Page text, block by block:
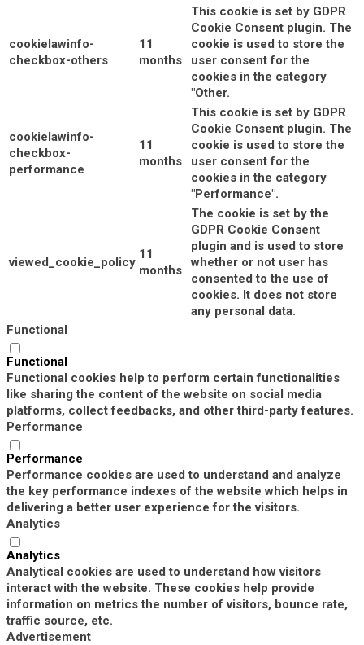
cookielawinfo-
checkbox-others
11
months
This cookie is set by GDPR
Cookie Consent plugin. The
cookie is used to store the
user consent for the
cookies in the category
"Other.
cookielawinfo-
checkbox-
performance
11
months
This cookie is set by GDPR
Cookie Consent plugin. The
cookie is used to store the
user consent for the
cookies in the category
"Performance".
viewed_cookie_policy
11
months
The cookie is set by the
GDPR Cookie Consent
plugin and is used to store
whether or not user has
consented to the use of
cookies. It does not store
any personal data.
Functional
Functional
Functional cookies help to perform certain functionalities
like sharing the content of the website on social media
platforms, collect feedbacks, and other third-party features.
Performance
Performance
Performance cookies are used to understand and analyze
the key performance indexes of the website which helps in
delivering a better user experience for the visitors.
Analytics
Analytics
Analytical cookies are used to understand how visitors
interact with the website. These cookies help provide
information on metrics the number of visitors, bounce rate,
traffic source, etc.
Advertisement